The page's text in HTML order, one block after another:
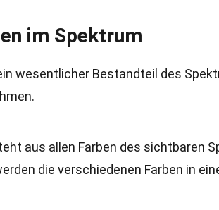
im Spektrum
wesentlicher Bestandteil des
aus allen Farben des sichtbaren
die verschiedenen Farben in